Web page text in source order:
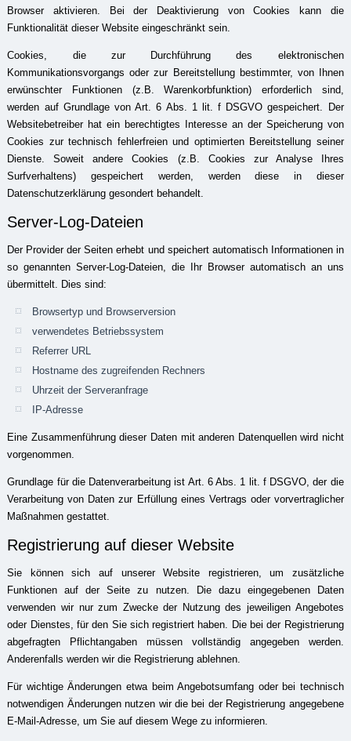
Browser aktivieren. Bei der Deaktivierung von Cookies kann die
Funktionalität dieser Website eingeschränkt sein.
Cookies, die zur Durchführung des elektronischen
Kommunikationsvorgangs oder zur Bereitstellung bestimmter, von Ihnen
erwünschter Funktionen (z.B. Warenkorbfunktion) erforderlich sind,
werden auf Grundlage von Art. 6 Abs. 1 lit. f DSGVO gespeichert. Der
Websitebetreiber hat ein berechtigtes Interesse an der Speicherung von
Cookies zur technisch fehlerfreien und optimierten Bereitstellung seiner
Dienste. Soweit andere Cookies (z.B. Cookies zur Analyse Ihres
Surfverhaltens) gespeichert werden, werden diese in dieser
Datenschutzerklärung gesondert behandelt.
Server-Log-Dateien
Der Provider der Seiten erhebt und speichert automatisch Informationen in
so genannten Server-Log-Dateien, die Ihr Browser automatisch an uns
übermittelt. Dies sind:
Browsertyp und Browserversion
verwendetes Betriebssystem
Referrer URL
Hostname des zugreifenden Rechners
Uhrzeit der Serveranfrage
IP-Adresse
Eine Zusammenführung dieser Daten mit anderen Datenquellen wird nicht
vorgenommen.
Grundlage für die Datenverarbeitung ist Art. 6 Abs. 1 lit. f DSGVO, der die
Verarbeitung von Daten zur Erfüllung eines Vertrags oder vorvertraglicher
Maßnahmen gestattet.
Registrierung auf dieser Website
Sie können sich auf unserer Website registrieren, um zusätzliche
Funktionen auf der Seite zu nutzen. Die dazu eingegebenen Daten
verwenden wir nur zum Zwecke der Nutzung des jeweiligen Angebotes
oder Dienstes, für den Sie sich registriert haben. Die bei der Registrierung
abgefragten Pflichtangaben müssen vollständig angegeben werden.
Anderenfalls werden wir die Registrierung ablehnen.
Für wichtige Änderungen etwa beim Angebotsumfang oder bei technisch
notwendigen Änderungen nutzen wir die bei der Registrierung angegebene
E-Mail-Adresse, um Sie auf diesem Wege zu informieren.